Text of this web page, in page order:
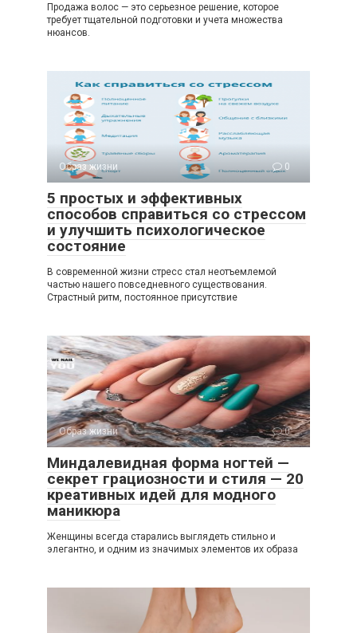
Продажа волос — это серьезное решение, которое
требует тщательной подготовки и учета множества
нюансов.
Образ жизни 0
5 простых и эффективных
способов справиться со стрессом
и улучшить психологическое
состояние
В современной жизни стресс стал неотъемлемой
частью нашего повседневного существования.
Страстный ритм, постоянное присутствие
Образ жизни 0
Миндалевидная форма ногтей —
секрет грациозности и стиля — 20
креативных идей для модного
маникюра
Женщины всегда старались выглядеть стильно и
элегантно, и одним из значимых элементов их образа